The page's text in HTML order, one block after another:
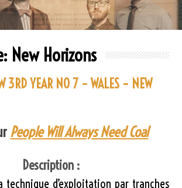
New Horizons
3RD YEAR NO 7 – WALES – NEW
People Will Always Need Coal
Description :
technique d’exploitation par tranches